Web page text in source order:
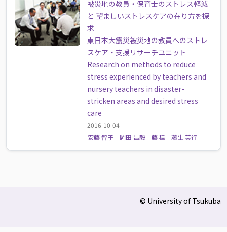
被災地の教員・保育士のストレス軽減
と 望ましいストレスケアの在り方を探
求
東日本大震災被災地の教員へのストレ
スケア・支援リサーチユニット
Research on methods to reduce
stress experienced by teachers and
nursery teachers in disaster-
stricken areas and desired stress
care
2016-10-04
安藤 智子
岡田 昌毅 藤 桂 藤生 英行
© University of Tsukuba